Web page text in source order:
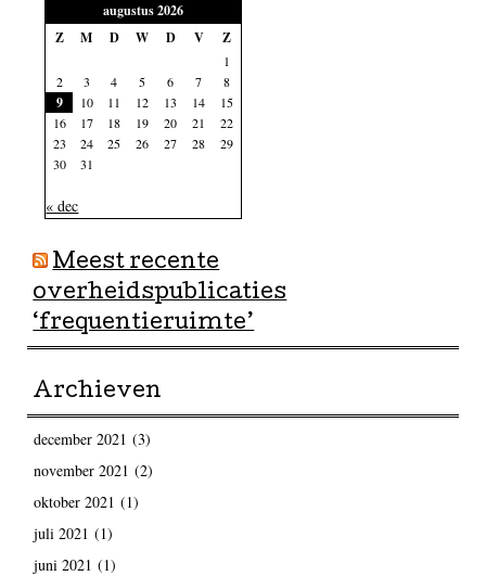
augustus 2026
Z
M D W D V Z
1
2
3 4 5 6 7 8
9 10 11 12 13 14
15
16
17 18 19 20 21
22
23
24 25 26 27 28
29
30
31
« dec
Meest recente
overheidspublicaties
‘frequentieruimte’
Archieven
december 2021 (3)
november 2021 (2)
oktober 2021 (1)
juli 2021 (1)
juni 2021 (1)